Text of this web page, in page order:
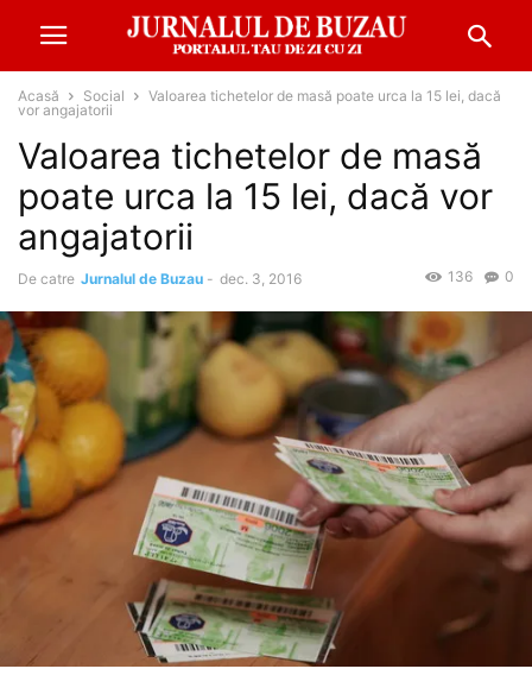
Acasă Social
Valoarea tichetelor de masă poate urca la 15 lei, dacă
vor angajatorii
Valoarea tichetelor de masă
poate urca la 15 lei, dacă vor
angajatorii
De catre Jurnalul de Buzau - dec. 3, 2016 0
136